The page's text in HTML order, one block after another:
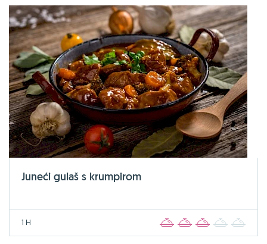
Juneći gulaš s krumpirom
1 H 2 3 4